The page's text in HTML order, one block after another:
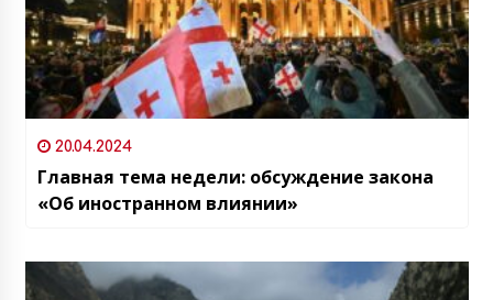
20.04.2024
Главная тема недели: обсуждение закона
«Об иностранном влиянии»